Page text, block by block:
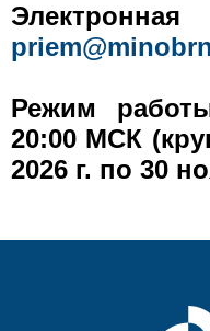
Режим
20:00 МСК
2026 г. по 30